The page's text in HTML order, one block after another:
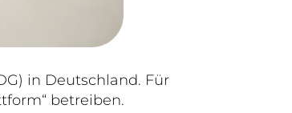
in Deutschland. Für
betreiben.